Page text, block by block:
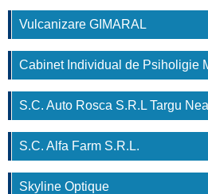
Vulcanizare GIMARAL
Cabinet Individual de Psiholigie
S.C. Auto Rosca S.R.L Targu
S.C. Alfa Farm S.R.L.
Skyline Optique